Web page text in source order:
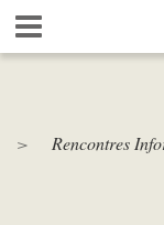
Aller
au
contenu
Rencontres
Gestion de vos